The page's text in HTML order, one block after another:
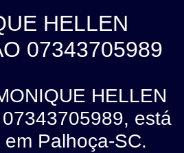
HELLEN
07343705989
HELLEN
está
Palhoça-SC.